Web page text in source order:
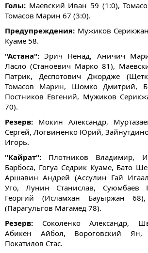
Голы: Маевский Иван 59 (1:0),
Томасов Марин 67 (3:0).
Предупреждения: Мужиков
Куаме 58.
"Астана": Эрич Ненад, Аничич
Ласло (Станоевич Марко 81),
Патрик, Деспотович Джордже
Томасов Марин, Шомко Дмитрий,
Постников Евгений, Мужиков
70).
Резерв: Мокин Александр,
Сергей, Логвиненко Юрий,
Игорь.
"Кайрат": Плотников Владимир,
Барбоса, Гогуа Седрик Куаме, Бато
Аршавин Андрей (Ассулин Гай
Уго, Лунин Станислав, Суюмбаев
Георгий (Исламхан Бауыржан
(Парагульгов Магамед 78).
Резерв: Соколенко Александр,
Абикен Айбол, Вороговский Ян,
Покатилов Стас.